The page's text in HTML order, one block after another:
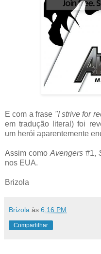
E com a frase "I strive for
em tradução literal) foi
um herói aparentemente
Assim comoAvengers #1,
nos EUA.
Brizola
Brizola às 6:16 PM
Compartilhar